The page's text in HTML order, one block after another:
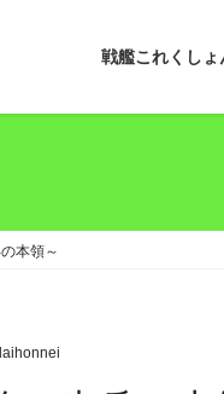
戦艦これくしょ
本領～